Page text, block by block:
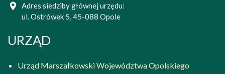
Adres siedziby głównej urzędu:
ul. Ostrówek 5, 45-088 Opole
URZĄD
Urząd Marszałkowski Województwa Opolskiego